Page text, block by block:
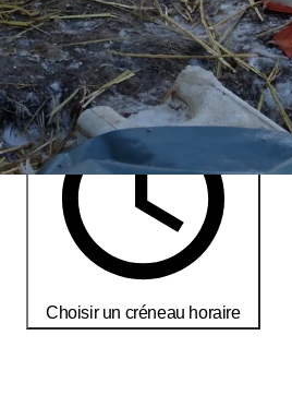
En savoir plus
prochains créneaux de retrait
Choisir un créneau horaire